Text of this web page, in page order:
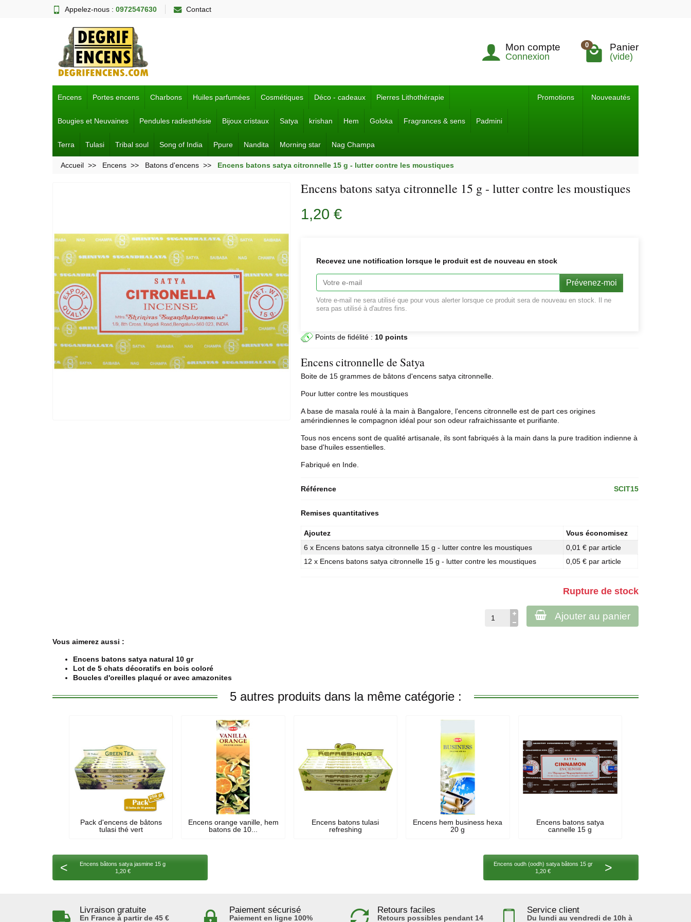
Appelez-nous : 0972547630 Contact
Mon compte
Connexion
0 Panier
(vide)
Encens Portes encens Charbons Huiles parfumées Cosmétiques Déco - cadeaux Pierres Lithothérapie
Bougies et Neuvaines Pendules radiesthésie Bijoux cristaux Satya krishan Hem Goloka Fragrances & sens Padmini
Terra Tulasi Tribal soul Song of India Ppure Nandita Morning star Nag Champa
Promotions Nouveautés
Accueil Encens Batons d'encens Encens batons satya citronnelle 15 g - lutter contre les moustiques
Encens batons satya citronnelle 15 g - lutter contre les moustiques
1,20 €
Recevez une notification lorsque le produit est de nouveau en stock
Prévenez-moi
Votre e-mail ne sera utilisé que pour vous alerter lorsque ce produit sera de nouveau en stock. Il ne
sera pas utilisé à d'autres fins.
Points de fidélité : 10 points
Encens citronnelle de Satya
Boite de 15 grammes de bâtons d'encens satya citronnelle.
Pour lutter contre les moustiques
A base de masala roulé à la main à Bangalore, l'encens citronnelle est de part ces origines
amérindiennes le compagnon idéal pour son odeur rafraichissante et purifiante.
Tous nos encens sont de qualité artisanale, ils sont fabriqués à la main dans la pure tradition indienne à
base d'huiles essentielles.
Fabriqué en Inde.
Référence SCIT15
Remises quantitatives
Ajoutez
Vous économisez
6 x Encens batons satya citronnelle 15 g - lutter contre les moustiques
0,01 € par article
12 x Encens batons satya citronnelle 15 g - lutter contre les moustiques
0,05 € par article
Rupture de stock
Ajouter au panier
Vous aimerez aussi :
Encens batons satya natural 10 gr
Lot de 5 chats décoratifs en bois coloré
Boucles d'oreilles plaqué or avec amazonites
5 autres produits dans la même catégorie :
Pack d'encens de bâtons
tulasi thé vert
Encens orange vanille, hem
batons de 10...
Encens batons tulasi
refreshing
Encens hem business hexa
20 g
Encens batons satya
cannelle 15 g
<
Encens bâtons satya jasmine 15 g
1,20 €
Encens oudh (oodh) satya bâtons 15 gr
1,20 €
>
Livraison gratuite
En France à partir de 45 €
Paiement sécurisé
Paiement en ligne 100%
Retours faciles
Retours possibles pendant 14
Service client
Du lundi au vendredi de 10h à